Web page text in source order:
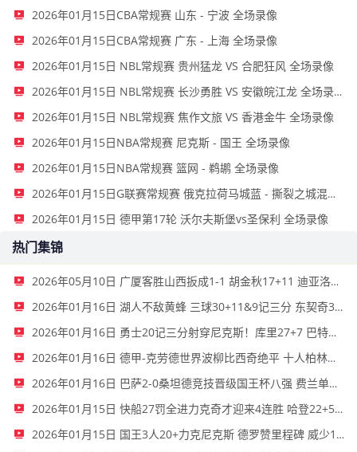
2026年01月15日CBA常规赛 山东 - 宁波 全场录像
2026年01月15日CBA常规赛 广东 - 上海 全场录像
2026年01月15日 NBL常规赛 贵州猛龙 VS 合肥狂风 全场录像
2026年01月15日 NBL常规赛 长沙勇胜 VS 安徽皖江龙 全场录像
2026年01月15日 NBL常规赛 焦作文旅 VS 香港金牛 全场录像
2026年01月15日NBA常规赛 尼克斯 - 国王 全场录像
2026年01月15日NBA常规赛 篮网 - 鹈鹕 全场录像
2026年01月15日G联赛常规赛 俄克拉荷马城蓝 - 撕裂之城混音 全场录像
2026年01月15日 德甲第17轮 沃尔夫斯堡vs圣保利 全场录像
热门集锦
2026年05月10日 广厦客胜山西扳成1-1 胡金秋17+11 迪亚洛关键上篮不中
2026年01月16日 湖人不敌黄蜂 三球30+11&9记三分 东契奇39分 詹姆斯29+9+6
2026年01月16日 勇士20记三分射穿尼克斯！库里27+7 巴特勒32+8 穆迪三分9中7
2026年01月16日 德甲-克劳德世界波柳比西奇绝平 十人柏林联合1-1奥格斯堡
2026年01月16日 巴萨2-0桑坦德竞技晋级国王杯八强 费兰单刀球破门亚马尔建功
2026年01月15日 快船27罚全进力克奇才迎来4连胜 哈登22+5+8 伦纳德33分4断
2026年01月15日 国王3人20+力克尼克斯 德罗赞里程碑 威少11助 布伦森伤退